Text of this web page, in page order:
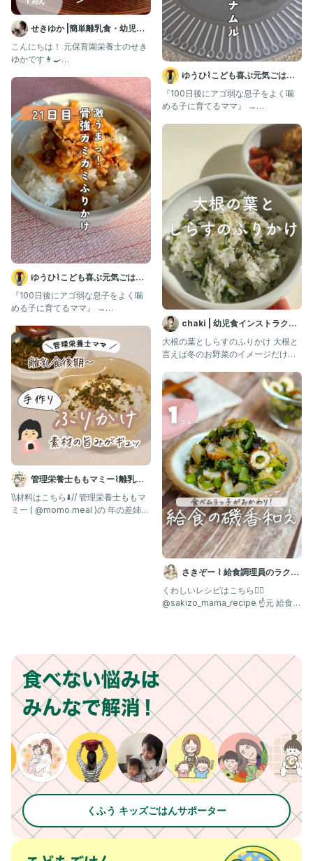
プロフィールからレシピ一覧もチェックしてね✨
コメントやDMも大歓迎です🙆‍♀️💕
✎︎＿＿＿＿＿＿＿＿＿＿＿＿＿＿＿＿＿
#なお新鮮野菜レシピ
#大根葉 #桜えび #すりごま
#親子ごはんの悩みサポート
#農家のおかん
せきゆか |簡単離乳食・幼児食
レシピ
こんにちは！ 元保育園栄養士のせき
ゆかです👩‍🍳
ゆうひ⌇こども喜ぶ元気ごはん
🍳
『100日後にアゴ弱な息子をよく噛
める子に育てるママ』 →
管理栄養士ももマミー⌇離乳食|
幼児食の悩みマルっと解決
👩🏻‍🍳
\\材料はこちら⬇️// 管理栄養士ももマ
ミー ( @momo.meal )の 年の差姉妹
ゆうひ⌇こども喜ぶ元気ごはん
🍳
『100日後にアゴ弱な息子をよく噛
める子に育てるママ』 →
chaki | 幼児食インストラクタ
ー 🦖
大根の葉としらすのふりかけ 大根と
言えば冬のお野菜のイメージだけ
さきぞー ⌇ 給食調理員のラクう
ま幼児食
くわしいレシピはこちら💁‍♀️ ⁡
@sakizo_mama_recipe ☝️元 給食の
くふう キッズごはんサポーター